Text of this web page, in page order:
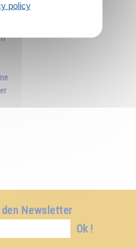
Newsletter
Ok !
policy